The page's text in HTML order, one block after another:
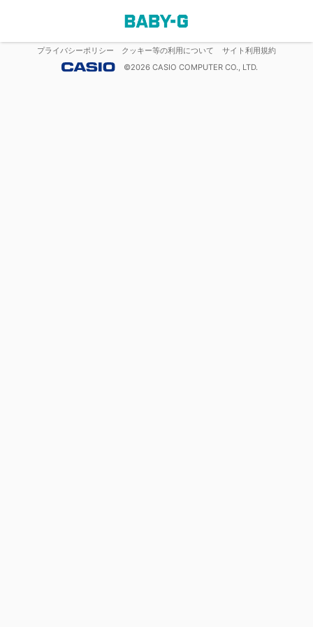
プライバシーポリシー クッキー等の利用について
サイト利用規約
©2026 CASIO COMPUTER CO., LTD.